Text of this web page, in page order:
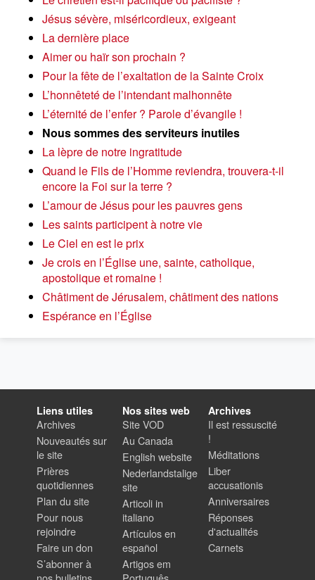
Jésus sévère, miséricordieux, exigeant
La dernière place
Aimer ou haïr son prochain ?
Pour la fête de l’exaltation de la Sainte Croix
L’honnêteté de l’intendant malhonnête
L’éternité de l’enfer ? Parole d’évangile !
Nous sommes des serviteurs inutiles
La lèpre de notre ingratitude
Quand le Fils de l’Homme reviendra, trouvera-t-il
encore la Foi sur la terre ?
L’amour de Jésus pour les pauvres gens
Les saints participent à notre vie
Le Ciel en est le prix
Je crois en l’Église une, sainte, catholique,
apostolique et romaine !
Châtiment de Jérusalem, châtiment des nations
Espérance en l’Église
Liens utiles
Archives
Nouveautés sur
le site
Prières
quotidiennes
Plan du site
Pour nous
rejoindre
Faire un don
S’abonner à
Nos sites web
Site VOD
Au Canada
English website
Nederlandstalige
site
Articoli in
italiano
Artículos en
español
Artigos em
Archives
Il est ressuscité
!
Méditations
Liber
accusationis
Anniversaires
Réponses
d'actualités
Carnets